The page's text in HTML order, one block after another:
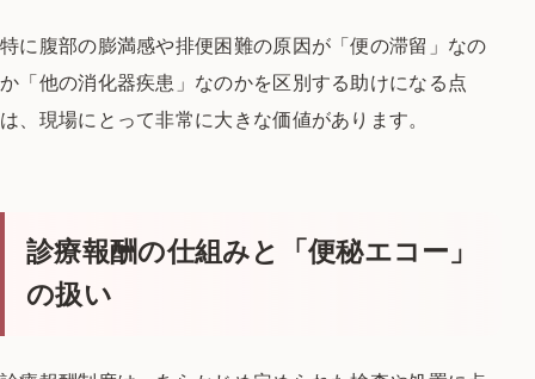
特に腹部の膨満感や排便困難の原因が 「便の滞留」なの
か「他の消化器疾患」 なのかを区別する助けになる点
は、 現場にとって非常に大きな価値があります。
診療報酬の仕組みと「便秘エコー」
の扱い